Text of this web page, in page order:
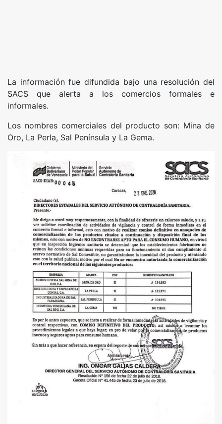
La información fue difundida bajo una resolución del
SACS que alerta a los comercios formales e
informales.
Los nombres comerciales del producto son: Mina de
Oro, La Perla, Sal Península y La Gema.